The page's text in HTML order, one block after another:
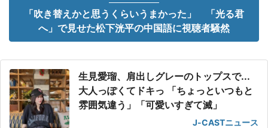
「吹き替えかと思うくらいうまかった」 「光る君
へ」で見せた松下洸平の中国語に視聴者騒然
生見愛瑠、肩出しグレーのトップスで...
大人っぽくてドキっ 「ちょっといつもと
雰囲気違う」「可愛いすぎて滅」
J-CASTニュース